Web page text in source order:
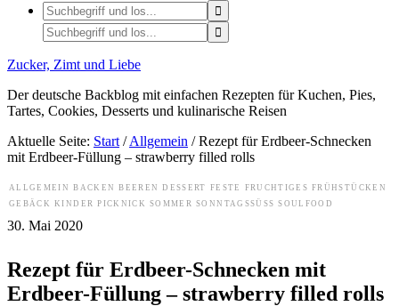
Zucker, Zimt und Liebe
Der deutsche Backblog mit einfachen Rezepten für Kuchen, Pies,
Tartes, Cookies, Desserts und kulinarische Reisen
Aktuelle Seite: Start / Allgemein /Rezept für Erdbeer-Schnecken
mit Erdbeer-Füllung – strawberry filled rolls
ALLGEMEIN BACKEN BEEREN DESSERT FESTE FRUCHTIGES FRÜHSTÜCKEN
GEBÄCK
KINDER PICKNICK SOMMER SONNTAGSSÜSS SOULFOOD
30. Mai 2020
Rezept für Erdbeer-Schnecken mit
Erdbeer-Füllung – strawberry filled rolls